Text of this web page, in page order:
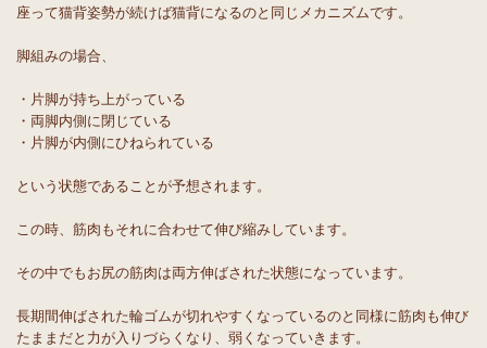
座って猫背姿勢が続けば猫背になるのと同じメカニズムです。
脚組みの場合、
・片脚が持ち上がっている
・両脚内側に閉じている
・片脚が内側にひねられている
という状態であることが予想されます。
この時、筋肉もそれに合わせて伸び縮みしています。
その中でもお尻の筋肉は両方伸ばされた状態になっています。
長期間伸ばされた輪ゴムが切れやすくなっているのと同様に筋肉も伸び
たままだと力が入りづらくなり、弱くなっていきます。